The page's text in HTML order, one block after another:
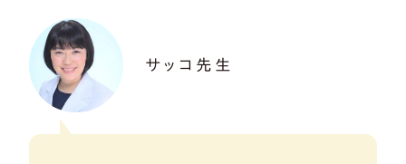
サッコ先生